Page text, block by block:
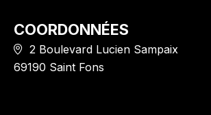
COORDONNÉES
2 Boulevard Lucien Sampaix
69190 Saint Fons